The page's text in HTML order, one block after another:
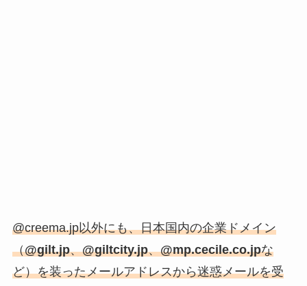
@creema.jp以外にも、日本国内の企業ドメイン
（@gilt.jp、@giltcity.jp、@mp.cecile.co.jpな
ど）を装ったメールアドレスから迷惑メールを受